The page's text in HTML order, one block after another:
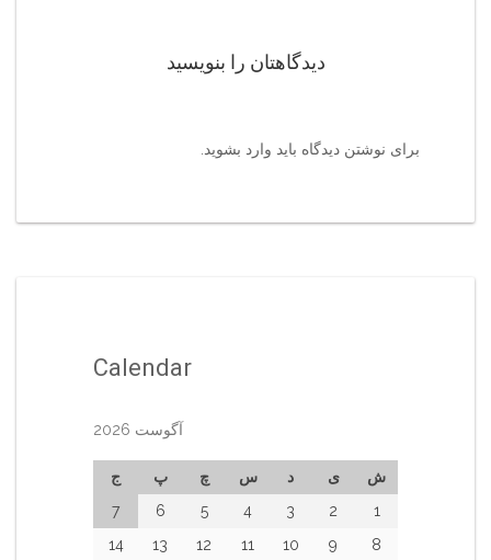
دیدگاهتان را بنویسید
برای نوشتن دیدگاه باید وارد بشوید
Calendar
آگوست 2026
ش ی د س چ پ
ج
1
2
3
4
5
6
7
8
9
10
11
12
13
14